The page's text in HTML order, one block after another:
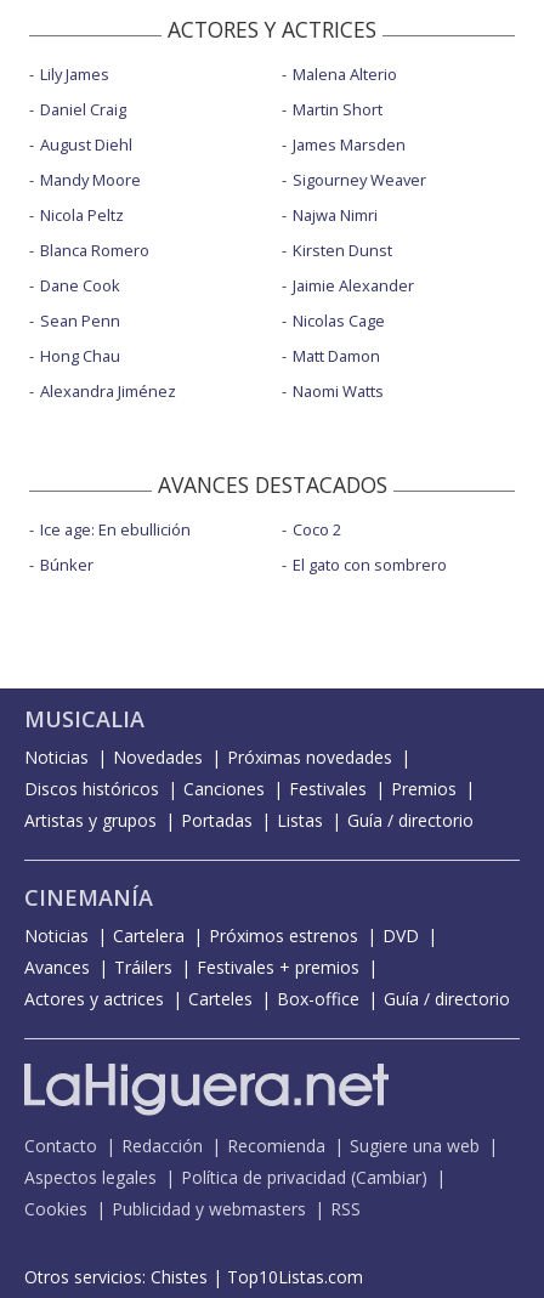
ACTORES Y ACTRICES
Lily James
Daniel Craig
August Diehl
Mandy Moore
Nicola Peltz
Blanca Romero
Dane Cook
Sean Penn
Hong Chau
Alexandra Jiménez
Malena Alterio
Martin Short
James Marsden
Sigourney Weaver
Najwa Nimri
Kirsten Dunst
Jaimie Alexander
Nicolas Cage
Matt Damon
Naomi Watts
AVANCES DESTACADOS
Ice age: En ebullición
Búnker
Coco 2
El gato con sombrero
MUSICALIA
Noticias Novedades
Próximas novedades
Discos históricos
Canciones Festivales
Premios
Artistas y grupos
Portadas Listas Guía / directorio
CINEMANÍA
Noticias Cartelera Próximos estrenos
DVD
Avances
Tráilers
Festivales + premios
Actores y actrices
Carteles Box-office Guía / directorio
Contacto Redacción Recomienda
Sugiere una web
Aspectos legales
Política de privacidad (Cambiar)
Cookies
Publicidad y webmasters RSS
Otros servicios: Chistes | Top10Listas.com